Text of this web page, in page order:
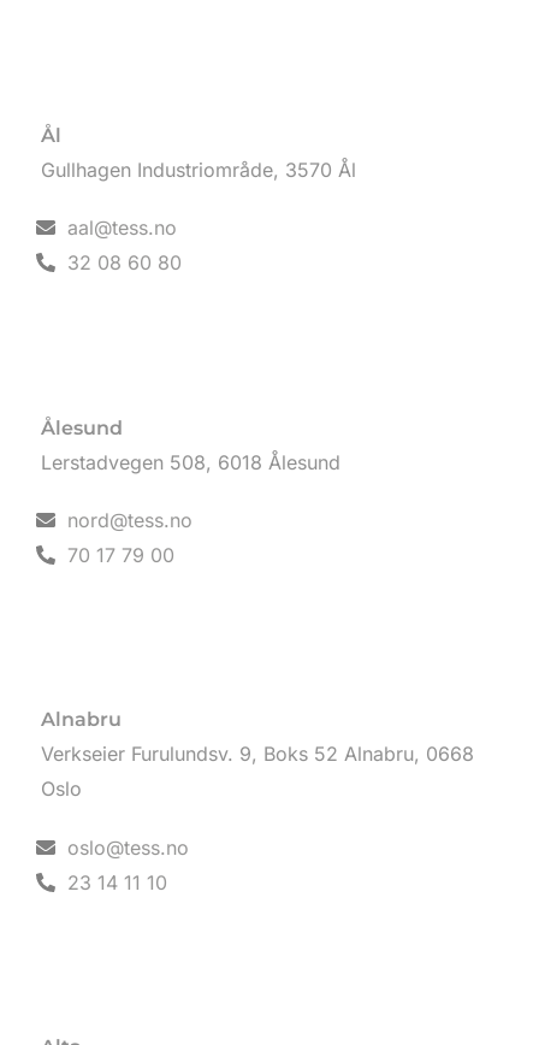
Ål
Gullhagen Industriområde, 3570 Ål
aal@tess.no
32 08 60 80
Ålesund
Lerstadvegen 508, 6018 Ålesund
nord@tess.no
70 17 79 00
Alnabru
Verkseier Furulundsv. 9, Boks 52 Alnabru, 0668
Oslo
oslo@tess.no
23 14 11 10